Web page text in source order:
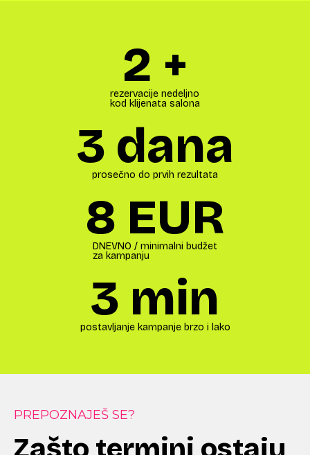
rezervacije nedeljno
kod klijenata salona
2 +
prosečno do prvih rezultata
3 dana
DNEVNO / minimalni budžet
za kampanju
8 EUR
postavljanje kampanje brzo i lako
3 min
PREPOZNAJEŠ SE?